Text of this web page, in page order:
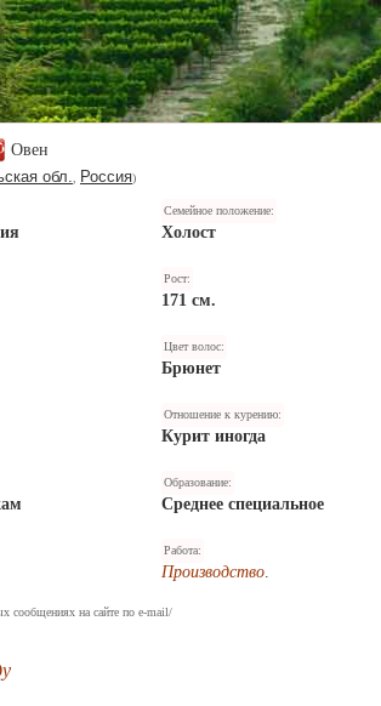
Овен
обл. Россия)
Семейное положение:
Холост
Рост:
171 см.
Цвет волос:
Брюнет
Отношение к курению:
Курит иногда
Образование:
Среднее специальное
Работа:
Производство.
сообщениях на сайте по e-mail/